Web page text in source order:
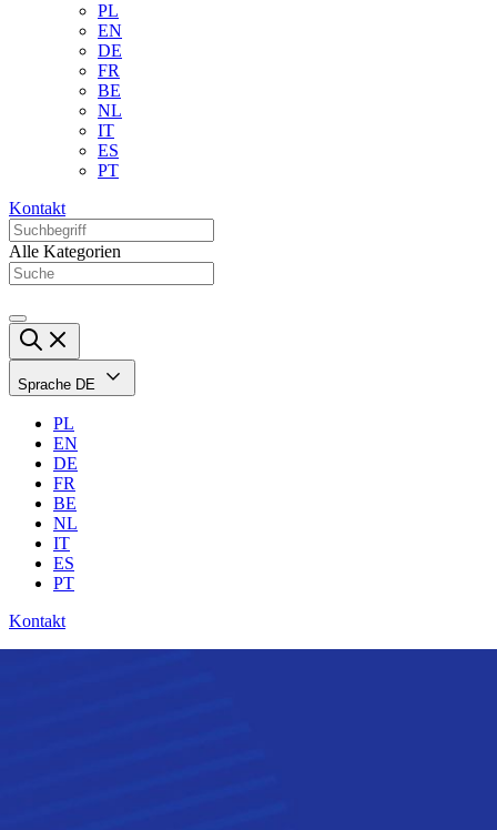
PL
EN
DE
FR
BE
NL
IT
ES
PT
Kontakt
Alle Kategorien
Sprache DE
PL
EN
DE
FR
BE
NL
IT
ES
PT
Kontakt